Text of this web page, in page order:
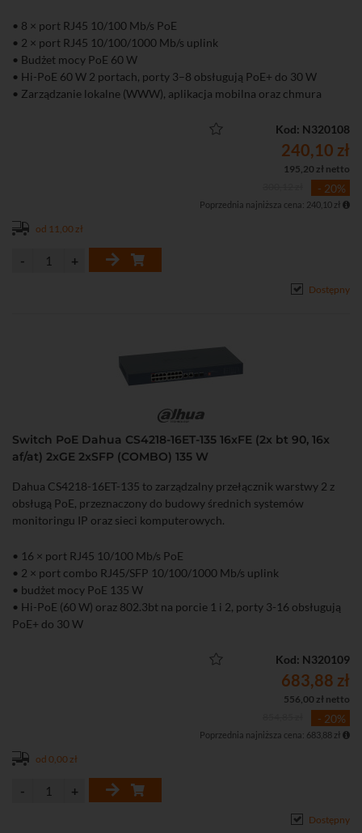
• 8 × port RJ45 10/100 Mb/s PoE
• 2 × port RJ45 10/100/1000 Mb/s uplink
• Budżet mocy PoE 60 W
• Hi-PoE 60 W 2 portach, porty 3–8 obsługują PoE+ do 30 W
• Zarządzanie lokalne (WWW), aplikacja mobilna oraz chmura
• Tryb Extend – transmisja PoE do 250 m (10 Mb/s)
• Funkcja PoE Watchdog automatycznie restartująca zawieszone
• Metalowa obudowa przystosowana do montażu na biurku lub
ścianie.
Kod: N320108
240,10 zł
195,20 zł netto
- 20%
Poprzednia najniższa cena: 240,10 zł
od 11,00 zł
Dostępny
Switch PoE Dahua CS4218-16ET-135 16xFE (2x bt 90, 16x
af/at) 2xGE 2xSFP (COMBO) 135 W
Dahua CS4218-16ET-135 to zarządzalny przełącznik warstwy 2 z
obsługą PoE, przeznaczony do budowy średnich systemów
monitoringu IP oraz sieci komputerowych.
• 16 × port RJ45 10/100 Mb/s PoE
• 2 × port combo RJ45/SFP 10/100/1000 Mb/s uplink
• budżet mocy PoE 135 W
• Hi-PoE (60 W) oraz 802.3bt na porcie 1 i 2, porty 3-16 obsługują
PoE+ do 30 W
• Funkcja PoE Watchdog automatycznie restartująca zawieszone
• Metalowa obudowa przystosowana do montażu w szafie rack 19"
Kod: N320109
683,88 zł
556,00 zł netto
- 20%
Poprzednia najniższa cena: 683,88 zł
od 0,00 zł
Dostępny